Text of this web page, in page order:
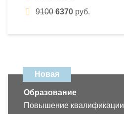
9100 6370 руб.
Новая
Образование
Повышение квалификации